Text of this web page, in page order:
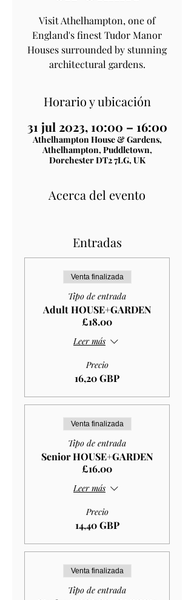
Visit Athelhampton, one of
England's finest Tudor Manor
Houses surrounded by stunning
architectural gardens.
Horario y ubicación
31 jul 2023, 10:00 – 16:00
Athelhampton House & Gardens,
Athelhampton, Puddletown,
Dorchester DT2 7LG, UK
Acerca del evento
Entradas
Venta finalizada
Tipo de entrada
Adult HOUSE+GARDEN
£18.00
Leer más
Precio
16,20 GBP
Venta finalizada
Tipo de entrada
Senior HOUSE+GARDEN
£16.00
Leer más
Precio
14,40 GBP
Venta finalizada
Tipo de entrada